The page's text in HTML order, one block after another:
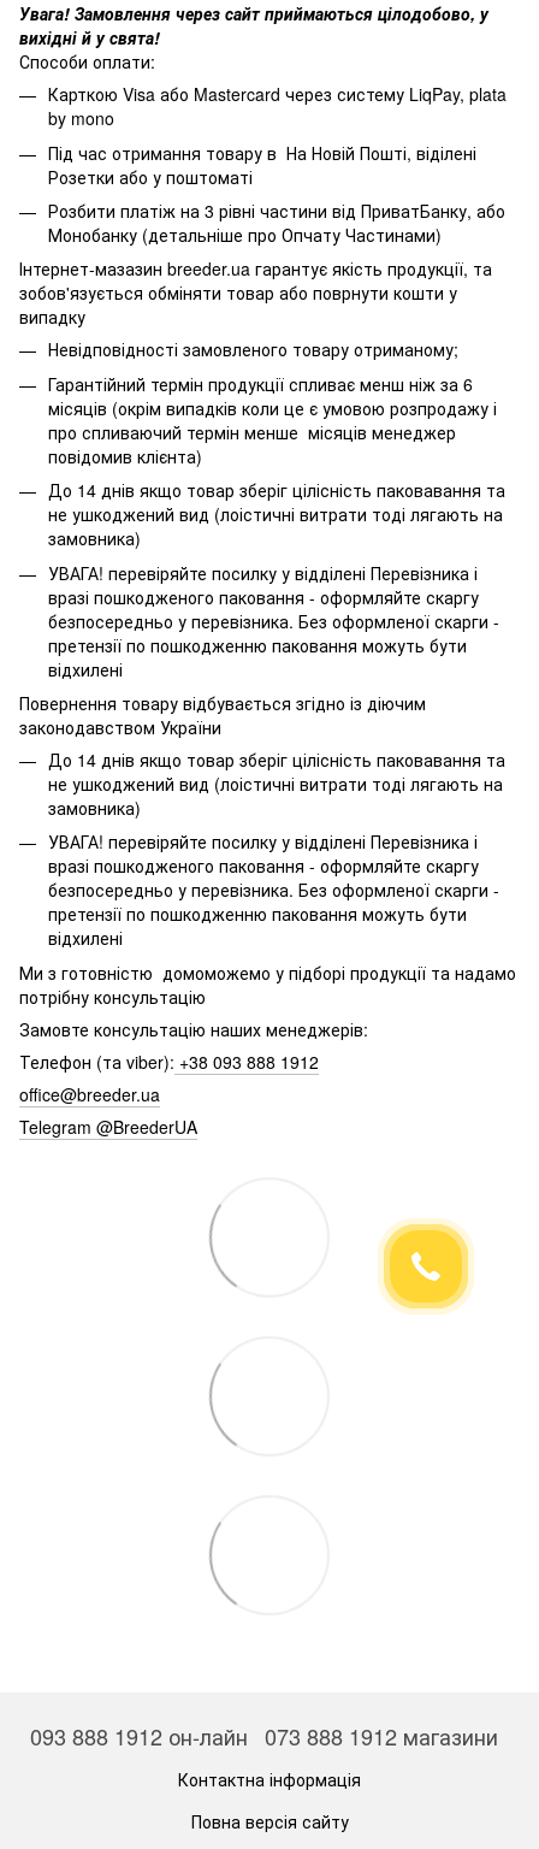
Увага! Замовлення через сайт приймаються цілодобово, у
вихідні й у свята!
Способи оплати:
Карткою Visa або Mastercard через систему LiqPay, plata
by mono
Під час отримання товару в На Новій Пошті, віділені
Розетки або у поштоматі
Розбити платіж на 3 рівні частини від ПриватБанку, або
Монобанку (детальніше про Опчату Частинами)
Інтернет-мазазин breeder.ua гарантує якість продукції, та
зобов'язується обміняти товар або поврнути кошти у
випадку
Невідповідності замовленого товару отриманому;
Гарантійний термін продукції спливає менш ніж за 6
місяців (окрім випадків коли це є умовою розпродажу і
про спливаючий термін менше місяців менеджер
повідомив клієнта)
До 14 днів якщо товар зберіг цілісність паковавання та
не ушкоджений вид (лоістичні витрати тоді лягають на
замовника)
УВАГА! перевіряйте посилку у відділені Перевізника і
вразі пошкодженого паковання - оформляйте скаргу
безпосередньо у перевізника. Без оформленої скарги -
претензії по пошкодженню паковання можуть бути
відхилені
Повернення товару відбувається згідно із діючим
законодавством України
До 14 днів якщо товар зберіг цілісність паковавання та
не ушкоджений вид (лоістичні витрати тоді лягають на
замовника)
УВАГА! перевіряйте посилку у відділені Перевізника і
вразі пошкодженого паковання - оформляйте скаргу
безпосередньо у перевізника. Без оформленої скарги -
претензії по пошкодженню паковання можуть бути
відхилені
Ми з готовністю домоможемо у підборі продукції та надамо
потрібну консультацію
Замовте консультацію наших менеджерів:
Телефон (та viber): +38 093 888 1912
office@breeder.ua
Telegram @BreederUA
093 888 1912 он-лайн 073 888 1912 магазини
Контактна інформація
Повна версія сайту